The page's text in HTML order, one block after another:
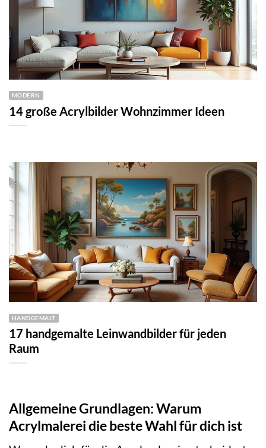
MODERN
14 große Acrylbilder Wohnzimmer Ideen
HANDGEMALT
17 handgemalte Leinwandbilder für jeden
Raum
Allgemeine Grundlagen: Warum
Acrylmalerei die beste Wahl für dich ist